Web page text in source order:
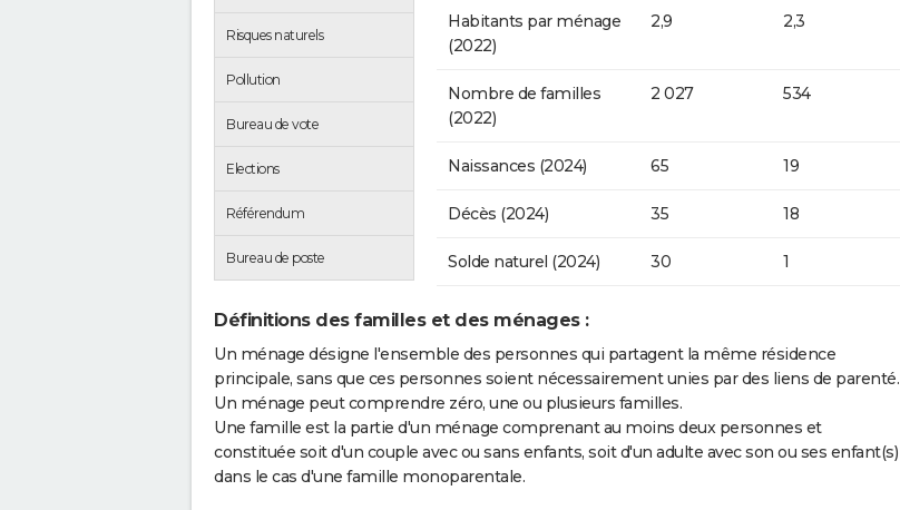
Risques naturels
Pollution
Bureau de vote
Elections
Référendum
Bureau de poste
Habitants par ménage
(2022)
2,9 2,3
Nombre de familles
(2022)
2 027 534
Naissances (2024) 65 19
Décès (2024) 35 18
Solde naturel (2024) 30 1
Définitions des familles et des ménages :
Un ménage désigne l'ensemble des personnes qui partagent la même résidence
principale, sans que ces personnes soient nécessairement unies par des liens de parenté.
Un ménage peut comprendre zéro, une ou plusieurs familles.
Une famille est la partie d'un ménage comprenant au moins deux personnes et
constituée soit d'un couple avec ou sans enfants, soit d'un adulte avec son ou ses enfant(s)
dans le cas d'une famille monoparentale.